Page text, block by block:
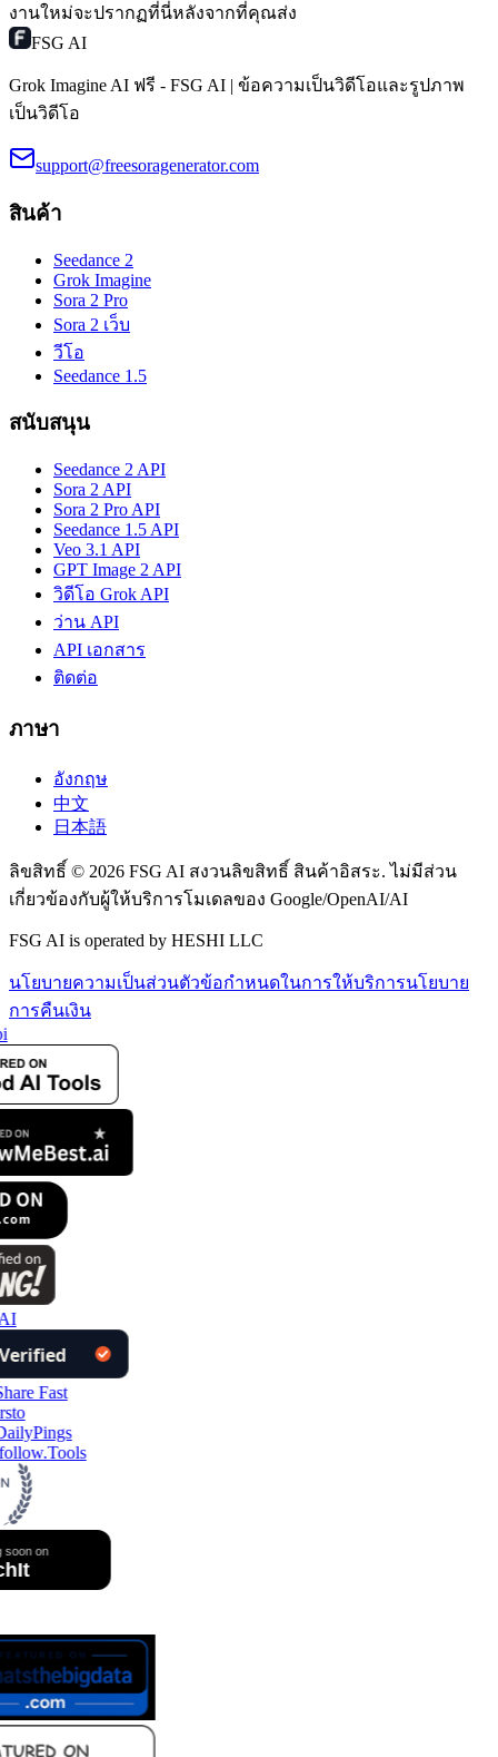
งานใหม่จะปรากฏที่นี่หลังจากที่คุณส่ง
FSG AI
Grok Imagine AI ฟรี - FSG AI | ข้อความเป็นวิดีโอและรูปภาพ
เป็นวิดีโอ
support@freesoragenerator.com
สินค้า
Seedance 2
Grok Imagine
Sora 2 Pro
Sora 2 เว็บ
วีโอ
Seedance 1.5
สนับสนุน
Seedance 2 API
Sora 2 API
Sora 2 Pro API
Seedance 1.5 API
Veo 3.1 API
GPT Image 2 API
วิดีโอ Grok API
ว่าน API
API เอกสาร
ติดต่อ
ภาษา
อังกฤษ
中文
日本語
ลิขสิทธิ์ © 2026 FSG AI สงวนลิขสิทธิ์ สินค้าอิสระ. ไม่มีส่วน
เกี่ยวข้องกับผู้ให้บริการโมเดลของ Google/OpenAI/AI
FSG AI is operated by HESHI LLC
นโยบายความเป็นส่วนตัวข้อกำหนดในการให้บริการนโยบาย
การคืนเงิน